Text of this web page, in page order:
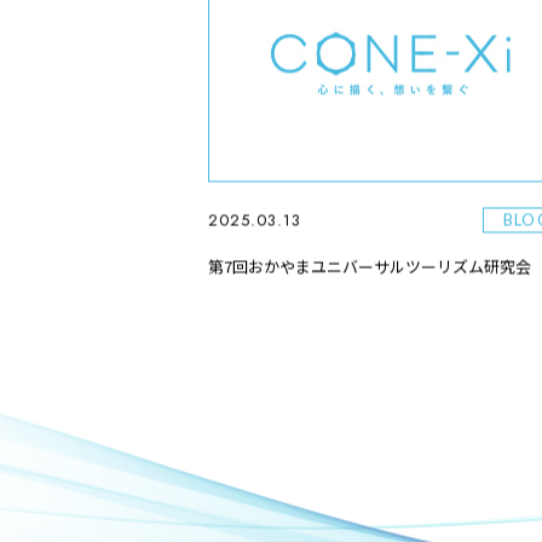
2025.03.13
第7回おかやまユニバーサルツーリズム研究会